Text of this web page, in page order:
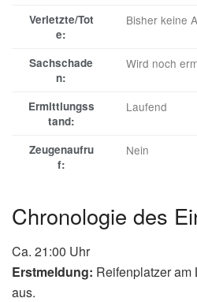
Verletzte/Tot
e:
Bisher keine
Sachschade
n:
Wird noch
Ermittlungss
tand:
Laufend
Zeugenaufru
f:
Nein
Chronologie des
Ca. 21:00 Uhr
Erstmeldung: Reifenplatzer
aus.